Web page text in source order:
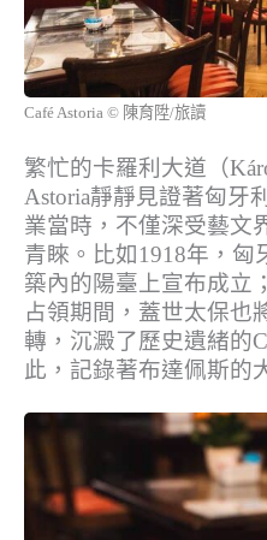
Café Astoria © 陳育陞/旅讀
繁忙的卡羅利大道（
Astoria靜靜見證著匈牙
業當時，不僅深受藝文
青睞。比如1918年，匈
築內的陽臺上宣布成立
占領期間，蓋世太保也
轉，沉澱了歷史遺緒的
此，記錄著布達佩斯的